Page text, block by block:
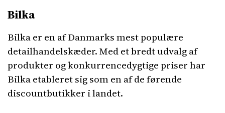
Bilka
Bilka er en af ​​Danmarks mest populære
detailhandelskæder. Med et bredt udvalg af
produkter og konkurrencedygtige priser har
Bilka etableret sig som en af ​​de førende
discountbutikker i landet.